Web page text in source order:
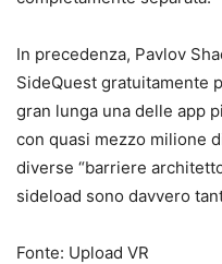
In precedenza, Pavlov
SideQuest gratuitamente
gran lunga una delle app
con quasi mezzo milione
diverse “barriere
sideload sono davvero
Fonte: Upload VR